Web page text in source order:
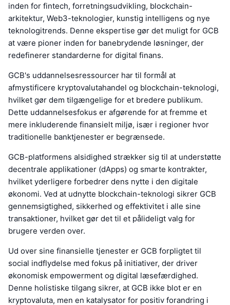
inden for fintech, forretningsudvikling, blockchain-
arkitektur, Web3-teknologier, kunstig intelligens og nye
teknologitrends. Denne ekspertise gør det muligt for GCB
at være pioner inden for banebrydende løsninger, der
redefinerer standarderne for digital finans.
GCB's uddannelsesressourcer har til formål at
afmystificere kryptovalutahandel og blockchain-teknologi,
hvilket gør dem tilgængelige for et bredere publikum.
Dette uddannelsesfokus er afgørende for at fremme et
mere inkluderende finansielt miljø, især i regioner hvor
traditionelle banktjenester er begrænsede.
GCB-platformens alsidighed strækker sig til at understøtte
decentrale applikationer (dApps) og smarte kontrakter,
hvilket yderligere forbedrer dens nytte i den digitale
økonomi. Ved at udnytte blockchain-teknologi sikrer GCB
gennemsigtighed, sikkerhed og effektivitet i alle sine
transaktioner, hvilket gør det til et pålideligt valg for
brugere verden over.
Ud over sine finansielle tjenester er GCB forpligtet til
social indflydelse med fokus på initiativer, der driver
økonomisk empowerment og digital læsefærdighed.
Denne holistiske tilgang sikrer, at GCB ikke blot er en
kryptovaluta, men en katalysator for positiv forandring i